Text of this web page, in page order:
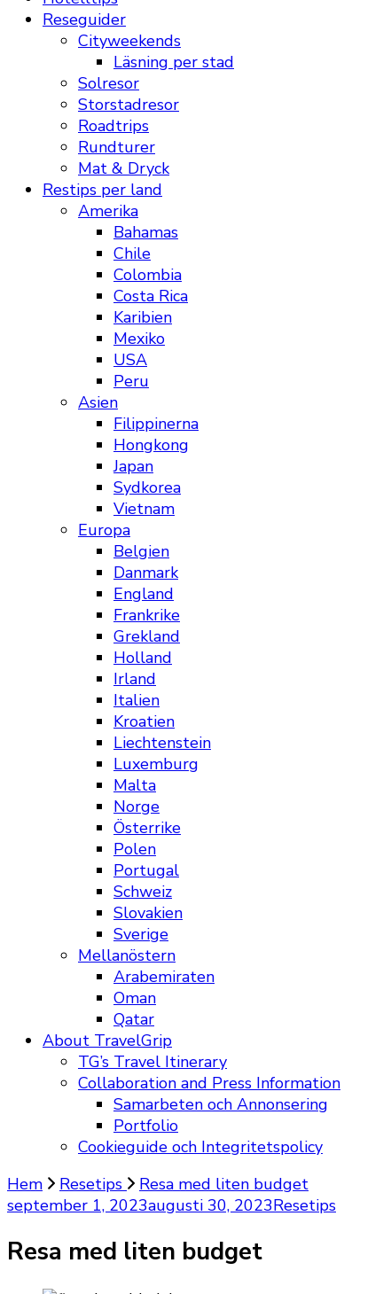
Reseguider
Cityweekends
Läsning per stad
Solresor
Storstadresor
Roadtrips
Rundturer
Mat & Dryck
Restips per land
Amerika
Bahamas
Chile
Colombia
Costa Rica
Karibien
Mexiko
USA
Peru
Asien
Filippinerna
Hongkong
Japan
Sydkorea
Vietnam
Europa
Belgien
Danmark
England
Frankrike
Grekland
Holland
Irland
Italien
Kroatien
Liechtenstein
Luxemburg
Malta
Norge
Österrike
Polen
Portugal
Schweiz
Slovakien
Sverige
Mellanöstern
Arabemiraten
Oman
Qatar
About TravelGrip
TG’s Travel Itinerary
Collaboration and Press Information
Samarbeten och Annonsering
Portfolio
Cookieguide och Integritetspolicy
Hem
Resetips
Resa med liten budget
september 1, 2023augusti 30, 2023Resetips
Resa med liten budget